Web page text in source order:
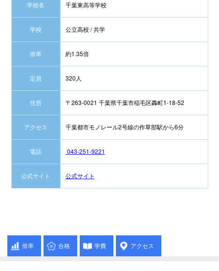
学校名 千葉東高等学校
学校 公立高校 / 共学
倍率 約1.35倍
定員 320人
住所 〒263-0021 千葉県千葉市稲毛区轟町1-18-52
アクセス 千葉都市モノレール2号線の作草部駅から6分
電話 043-251-9221
公式サイト 公式サイト
倍率 合格 学費 アクセス